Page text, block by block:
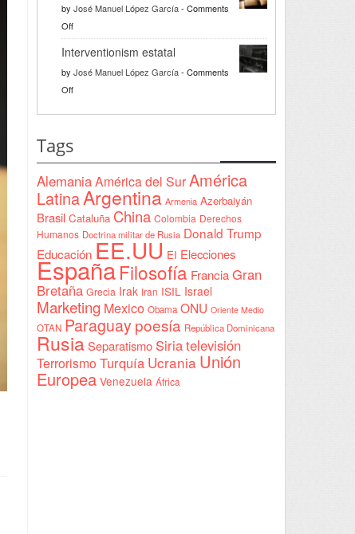
la
a
Yeda
by José Manuel López García- Comments
Offon
Razón
solidaria
Interventionism estatal
by José Manuel López García- Comments
Offon
Tags
AlemaniaAmérica del SurAmérica
LatinaArgentina Armenia Azerbaiyán
Brasil Cataluña China Colombia Derechos
Humanos Doctrina militar de Rusia Donald Trump
Educación EE.UU EI Elecciones
EspañaFilosofía FranciaGran
Bretaña Grecia Irak Iran ISIL Israel
Marketing Mexico Obama ONU Oriente Medio
OTAN Paraguaypoesía República Dominicana
RusiaSeparatismo Siriatelevisión
Terrorismo Turquía Ucrania Unión
Europea Venezuela África